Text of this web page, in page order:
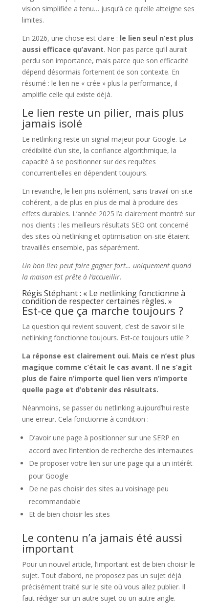
vision simplifiée a tenu… jusqu’à ce qu’elle atteigne ses
limites.
En 2026, une chose est claire : le lien seul n’est plus
aussi efficace qu’avant. Non pas parce qu’il aurait
perdu son importance, mais parce que son efficacité
dépend désormais fortement de son contexte. En
résumé : le lien ne « crée » plus la performance, il
amplifie celle qui existe déjà.
Le lien reste un pilier, mais plus
jamais isolé
Le netlinking reste un signal majeur pour Google. La
crédibilité d’un site, la confiance algorithmique, la
capacité à se positionner sur des requêtes
concurrentielles en dépendent toujours.
En revanche, le lien pris isolément, sans travail on-site
cohérent, a de plus en plus de mal à produire des
effets durables. L’année 2025 l’a clairement montré sur
nos clients : les meilleurs résultats SEO ont concerné
des sites où netlinking et optimisation on-site étaient
travaillés ensemble, pas séparément.
Un bon lien peut faire gagner fort… uniquement quand
la maison est prête à l’accueillir.
Régis Stéphant : « Le netlinking fonctionne à
condition de respecter certaines règles. »
Est-ce que ça marche toujours ?
La question qui revient souvent, c’est de savoir si le
netlinking fonctionne toujours. Est-ce toujours utile ?
La réponse est clairement oui. Mais ce n’est plus
magique comme c’était le cas avant. Il ne s’agit
plus de faire n’importe quel lien vers n’importe
quelle page et d’obtenir des résultats.
Néanmoins, se passer du netlinking aujourd’hui reste
une erreur. Cela fonctionne à condition :
D’avoir une page à positionner sur une SERP en
accord avec l’intention de recherche des internautes
De proposer votre lien sur une page qui a un intérêt
pour Google
De ne pas choisir des sites au voisinage peu
recommandable
Et de bien choisir les sites
Le contenu n’a jamais été aussi
important
Pour un nouvel article, l’important est de bien choisir le
sujet. Tout d’abord, ne proposez pas un sujet déjà
précisément traité sur le site où vous allez publier. Il
faut rédiger sur un autre sujet ou un autre angle.